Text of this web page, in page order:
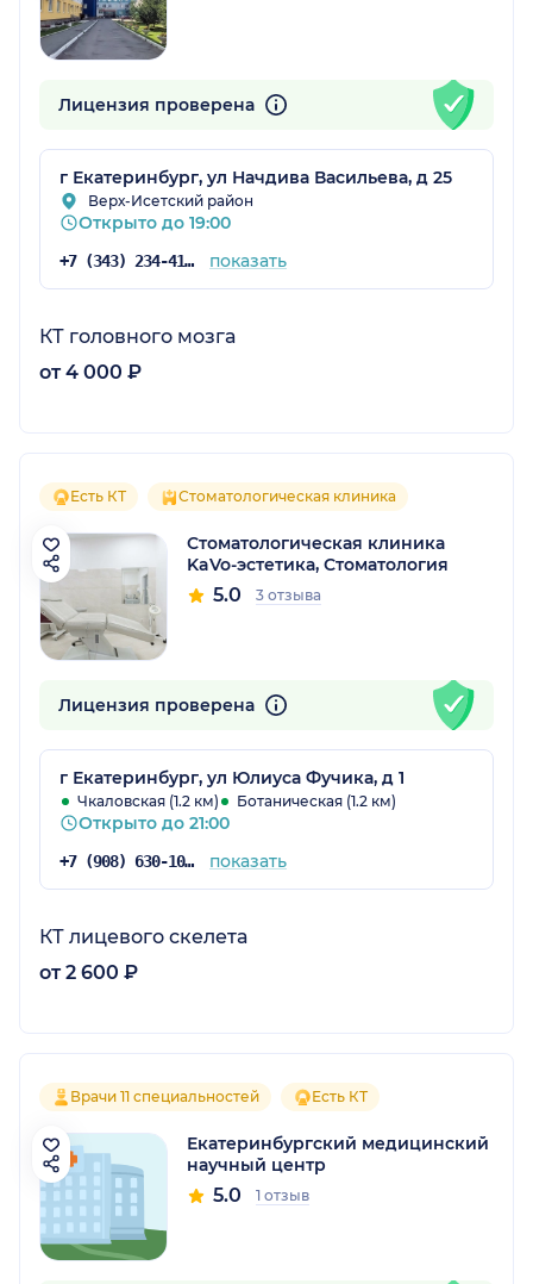
Лицензия проверена
г Екатеринбург, ул Начдива Васильева, д 25
Верх-Исетский район
Открыто до 19:00
+7 (343) 234-41-64 показать
КТ головного мозга
от 4 000 ₽
Есть КТ Стоматологическая клиника
Стоматологическая клиника
KaVo-эстетика, Стоматология
5.0 3 отзыва
Лицензия проверена
г Екатеринбург, ул Юлиуса Фучика, д 1
Чкаловская (1.2 км) Ботаническая (1.2 км)
Открыто до 21:00
+7 (908) 630-10-51 показать
КТ лицевого скелета
от 2 600 ₽
Врачи 11 специальностей Есть КТ
Екатеринбургский медицинский
научный центр
5.0 1 отзыв